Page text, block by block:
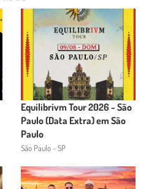
Equilibrivm Tour 2026 - São
Paulo (Data Extra) em São
Paulo
São Paulo - SP